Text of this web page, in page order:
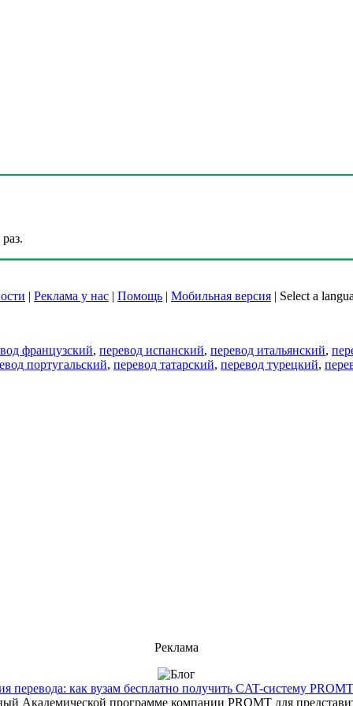
| Реклама у нас | Помощь | Мобильная версия | Select a
французский, перевод испанский, перевод итальянский,
португальский, перевод татарский, перевод турецкий,
Реклама
перевода: как вузам бесплатно получить CAT-систему
Академической программе компании PROMT для